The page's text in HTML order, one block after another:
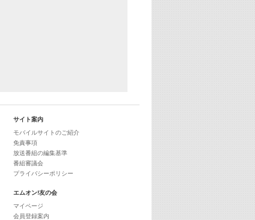
サイト案内
モバイルサイトのご紹介
免責事項
放送番組の編集基準
番組審議会
プライバシーポリシー
エムオン!友の会
マイページ
会員登録案内